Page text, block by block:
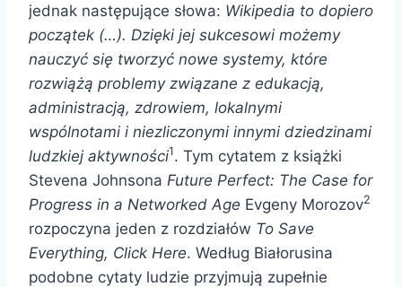
jednak następujące słowa: Wikipedia to dopiero
początek (…). Dzięki jej sukcesowi możemy
nauczyć się tworzyć nowe systemy, które
rozwiążą problemy związane z edukacją,
administracją, zdrowiem, lokalnymi
wspólnotami i niezliczonymi innymi dziedzinami
ludzkiej aktywności1. Tym cytatem z książki
Stevena Johnsona Future Perfect: The Case for
Progress in a Networked Age Evgeny Morozov2
rozpoczyna jeden z rozdziałów To Save
Everything, Click Here. Według Białorusina
podobne cytaty ludzie przyjmują zupełnie